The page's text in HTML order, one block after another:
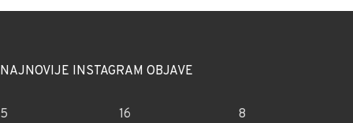
NAJNOVIJE INSTAGRAM OBJAVE
5 16 8